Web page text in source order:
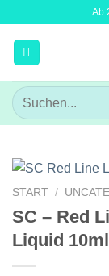
springen
Ab
Suchen
nach:
START /
SC – Red
Liquid